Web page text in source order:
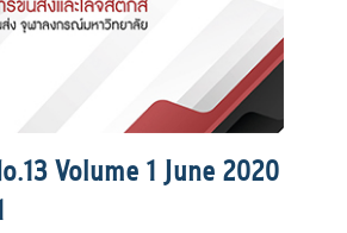
Volume 1 June 2020